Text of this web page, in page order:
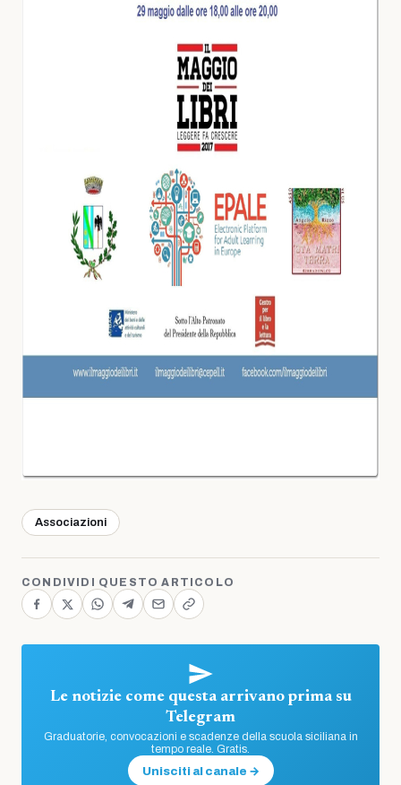
Associazioni
CONDIVIDI QUESTO ARTICOLO
Le notizie come questa arrivano prima su
Telegram
Graduatorie, convocazioni e scadenze della scuola siciliana in
tempo reale. Gratis.
Unisciti al canale →